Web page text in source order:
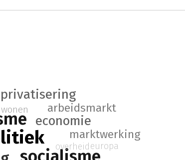
economie
privatisering
arbeidsmarkt
marktwerking
wonen
overheideuropa